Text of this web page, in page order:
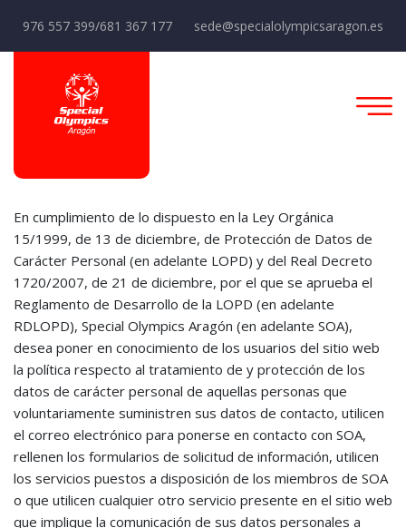
976 557 399/681 367 177 sede@specialolympicsaragon.es
En cumplimiento de lo dispuesto en la Ley Orgánica
15/1999, de 13 de diciembre, de Protección de Datos de
Carácter Personal (en adelante LOPD) y del Real Decreto
1720/2007, de 21 de diciembre, por el que se aprueba el
Reglamento de Desarrollo de la LOPD (en adelante
RDLOPD), Special Olympics Aragón (en adelante SOA),
desea poner en conocimiento de los usuarios del sitio web
la política respecto al tratamiento de y protección de los
datos de carácter personal de aquellas personas que
voluntariamente suministren sus datos de contacto, utilicen
el correo electrónico para ponerse en contacto con SOA,
rellenen los formularios de solicitud de información, utilicen
los servicios puestos a disposición de los miembros de SOA
o que utilicen cualquier otro servicio presente en el sitio web
que implique la comunicación de sus datos personales a